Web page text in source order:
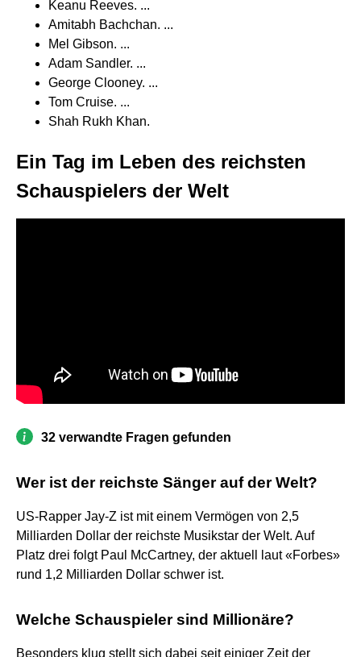
Keanu Reeves. ...
Amitabh Bachchan. ...
Mel Gibson. ...
Adam Sandler. ...
George Clooney. ...
Tom Cruise. ...
Shah Rukh Khan.
Ein Tag im Leben des reichsten
Schauspielers der Welt
32 verwandte Fragen gefunden
Wer ist der reichste Sänger auf der Welt?
US-Rapper Jay-Z ist mit einem Vermögen von 2,5
Milliarden Dollar der reichste Musikstar der Welt. Auf
Platz drei folgt Paul McCartney, der aktuell laut «Forbes»
rund 1,2 Milliarden Dollar schwer ist.
Welche Schauspieler sind Millionäre?
Besonders klug stellt sich dabei seit einiger Zeit der